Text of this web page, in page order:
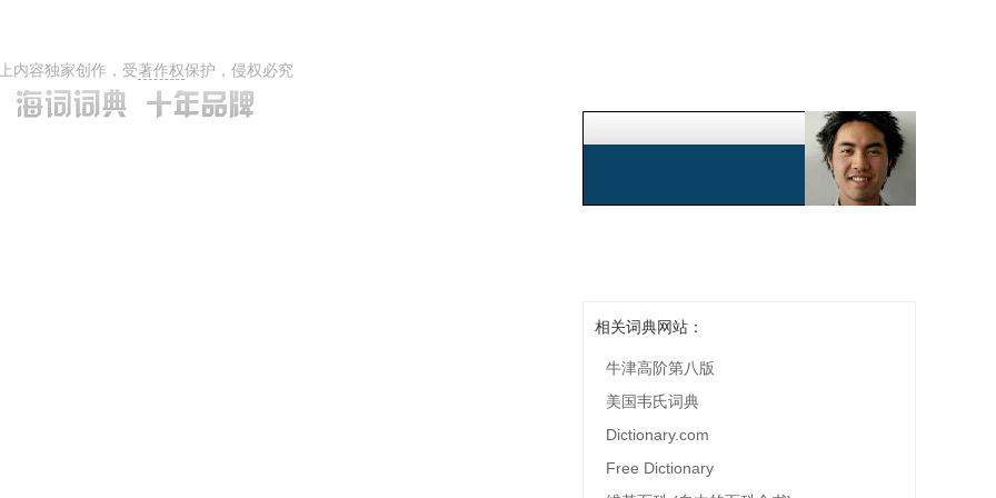
内容独家创作，受著作权保护，侵权必究
相关词典网站：
牛津高阶第八版
美国韦氏词典
Dictionary.com
Free Dictionary